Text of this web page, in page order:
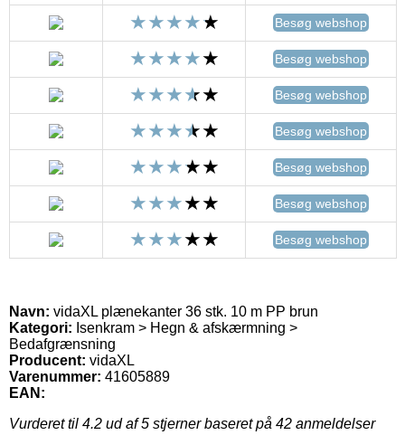
Besøg webshop
Besøg webshop
Besøg webshop
Besøg webshop
Besøg webshop
Besøg webshop
Besøg webshop
Navn: vidaXL plænekanter 36 stk. 10 m PP brun
Kategori: Isenkram > Hegn & afskærmning >
Bedafgrænsning
Producent: vidaXL
Varenummer: 41605889
EAN:
Vurderet til 4.2 ud af 5 stjerner baseret på 42 anmeldelser